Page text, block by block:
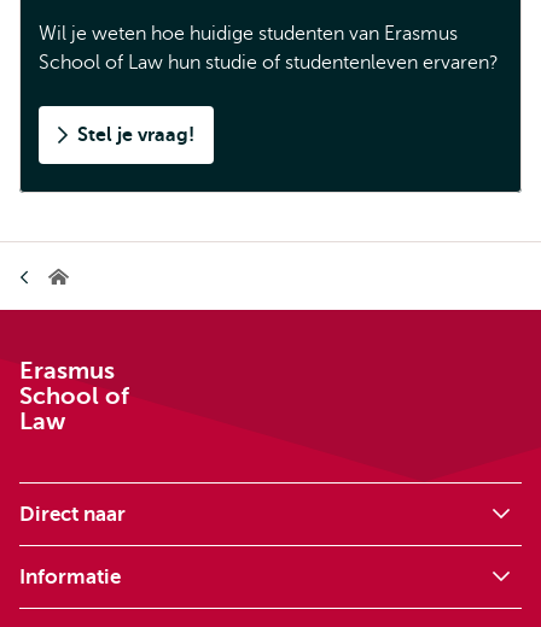
Wil je weten hoe huidige studenten van Erasmus
School of Law hun studie of studentenleven ervaren?
Stel je vraag!
Erasmus
Erasmus
School of
Law
Direct naar
Informatie